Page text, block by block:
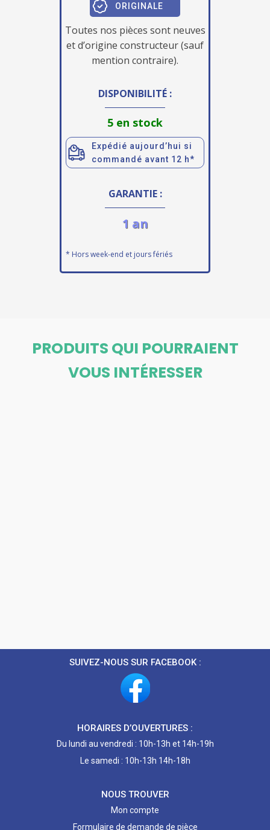
ORIGINALE
Toutes nos pièces sont neuves
et d’origine constructeur (sauf
mention contraire).
DISPONIBILITÉ :
5 en stock
Expédié aujourd’hui si
commandé avant 12 h*
GARANTIE :
1 an
* Hors week-end et jours fériés
PRODUITS QUI POURRAIENT
VOUS INTÉRESSER
SUIVEZ-NOUS SUR FACEBOOK :
HORAIRES D’OUVERTURES :
Du lundi au vendredi : 10h-13h et 14h-19h
Le samedi : 10h-13h 14h-18h
NOUS TROUVER
Mon compte
Formulaire de demande de pièce